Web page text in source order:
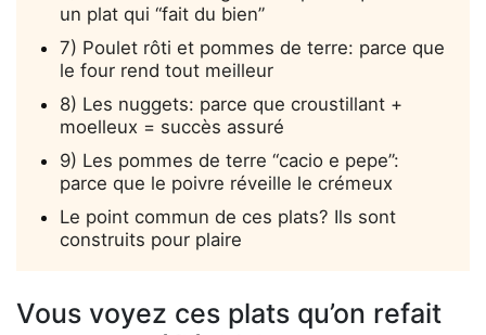
un plat qui “fait du bien”
7) Poulet rôti et pommes de terre: parce que
le four rend tout meilleur
8) Les nuggets: parce que croustillant +
moelleux = succès assuré
9) Les pommes de terre “cacio e pepe”:
parce que le poivre réveille le crémeux
Le point commun de ces plats? Ils sont
construits pour plaire
Vous voyez ces plats qu’on refait